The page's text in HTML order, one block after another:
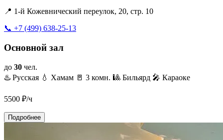
📍 1-й Кожевнический переулок, 20, стр. 10
📞 +7 (499) 638-25-13
Основной зал
до 30 чел.
♨️ Русская 💧 Хамам 🚪 3 комн. 🎱 Бильярд 🎤 Караоке
5500 ₽/ч
Подробнее